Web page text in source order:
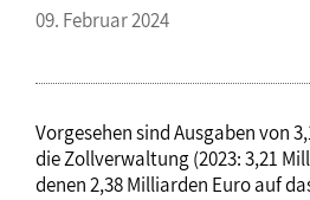
09. Februar 2024
Vorgesehen sind Ausgaben von
die Zollverwaltung (2023: 3,21
denen 2,38 Milliarden Euro auf